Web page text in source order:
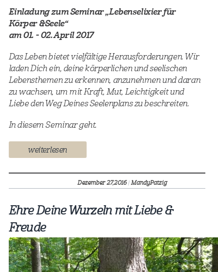
Einladung zum Seminar „Lebenselixier für
Körper & Seele“
am 01. - 02. April 2017
Das Leben bietet vielfältige Herausforderungen. Wir
laden Dich ein, deine körperlichen und seelischen
Lebensthemen zu erkennen, anzunehmen und daran
zu wachsen, um mit Kraft, Mut, Leichtigkeit und
Liebe den Weg Deines Seelenplans zu beschreiten.
In diesem Seminar geht.
weiterlesen
Dezember 27,2016|MandyPatzig
Ehre Deine Wurzeln mit Liebe &
Freude